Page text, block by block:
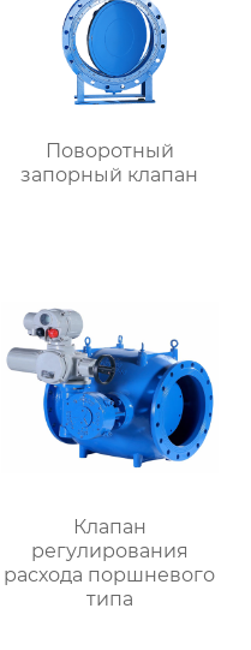
Поворотный
запорный клапан
Клапан
регулирования
расхода поршневого
типа